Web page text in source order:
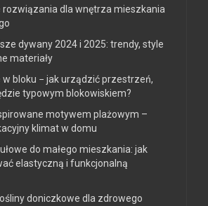
rozwiązania dla wnętrza mieszkania
dywany 2024 i 2025: trendy, style
materiały
w bloku − jak urządzić przestrzeń,
typowym blokowiskiem?
motywem plażowym –
klimat w domu
do małego mieszkania: jak
elastyczną i funkcjonalną
doniczkowe dla zdrowego